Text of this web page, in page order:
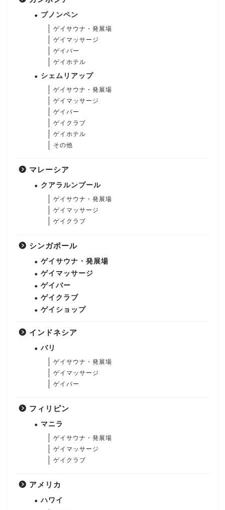
プノンペン
ゲイサウナ・発展場
ゲイマッサージ
ゲイバー
ゲイホテル
シェムリアップ
ゲイサウナ・発展場
ゲイマッサージ
ゲイバー
ゲイクラブ
ゲイホテル
その他
マレーシア
クアラルンプール
ゲイサウナ・発展場
ゲイマッサージ
ゲイクラブ
シンガポール
ゲイサウナ・発展場
ゲイマッサージ
ゲイバー
ゲイクラブ
ゲイショップ
インドネシア
バリ
ゲイサウナ・発展場
ゲイマッサージ
ゲイバー
フィリピン
マニラ
ゲイサウナ・発展場
ゲイマッサージ
ゲイクラブ
アメリカ
ハワイ